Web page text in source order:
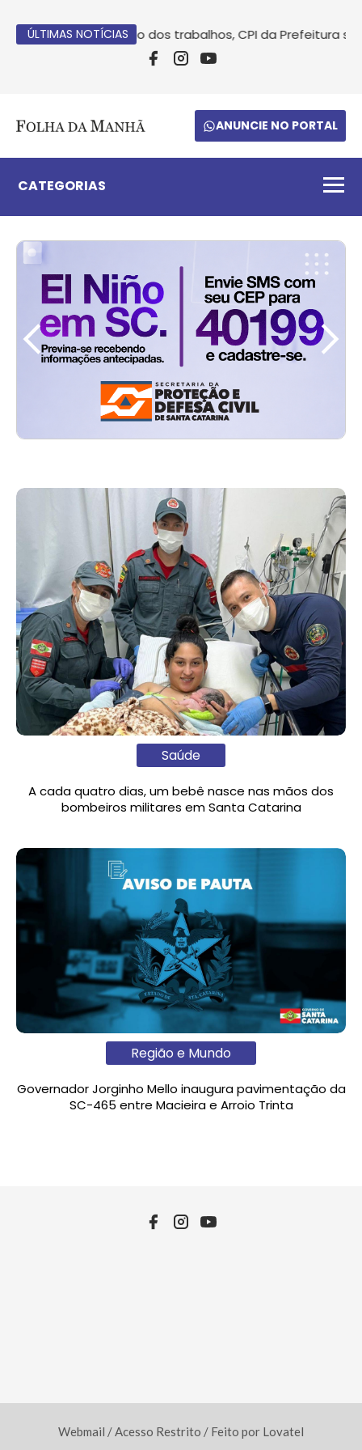
ÚLTIMAS NOTÍCIAS
Após conclusão dos trabalhos, CPI da Prefeitura
ANUNCIE NO PORTAL
CATEGORIAS
Saúde
A cada quatro dias, um bebê nasce nas mãos dos
bombeiros militares em Santa Catarina
Região e Mundo
Governador Jorginho Mello inaugura pavimentação da
SC-465 entre Macieira e Arroio Trinta
Webmail /Acesso Restrito / Feito por Lovatel